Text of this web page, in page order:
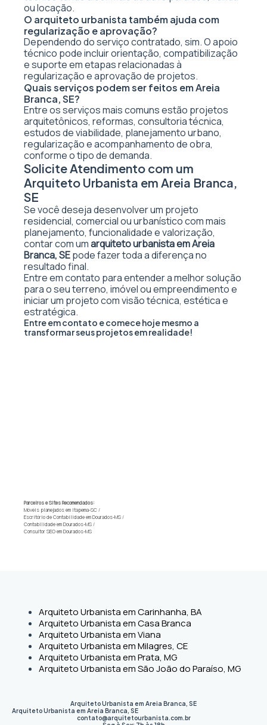
ou locação.
O arquiteto urbanista também ajuda com
regularização e aprovação?
Dependendo do serviço contratado, sim. O apoio
técnico pode incluir orientação, compatibilização
e suporte em etapas relacionadas à
regularização e aprovação de projetos.
Quais serviços podem ser feitos em Areia
Branca, SE?
Entre os serviços mais comuns estão projetos
arquitetônicos, reformas, consultoria técnica,
estudos de viabilidade, planejamento urbano,
regularização e acompanhamento de obra,
conforme o tipo de demanda.
Solicite Atendimento com um
Arquiteto Urbanista em Areia Branca,
SE
Se você deseja desenvolver um projeto
residencial, comercial ou urbanístico com mais
planejamento, funcionalidade e valorização,
contar com umarquiteto urbanista em Areia
Branca, SEpode fazer toda a diferença no
resultado final.
Entre em contato para entender a melhor solução
para o seu terreno, imóvel ou empreendimento e
iniciar um projeto com visão técnica, estética e
estratégica.
Entre em contato e comece hoje mesmo a
transformar seus projetos em realidade!
Parceiros e Sites Recomendados:
Móveis planejados em Itapema-SC /
Escritório de Contabilidade em Dourados-MS /
Contabilidade em Dourados-MS /
Consultor SEO em Dourados-MS
Arquiteto Urbanista em Carinhanha, BA
Arquiteto Urbanista em Casa Branca
Arquiteto Urbanista em Viana
Arquiteto Urbanista em Milagres, CE
Arquiteto Urbanista em Prata, MG
Arquiteto Urbanista em São João do Paraíso, MG
Arquiteto Urbanista em Areia Branca, SE
Arquiteto Urbanista em Areia Branca, SE
contato@arquitetourbanista.com.br